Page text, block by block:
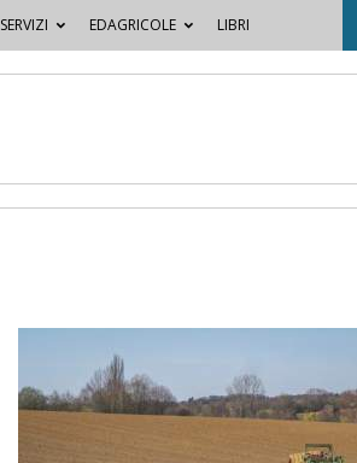
SERVIZI EDAGRICOLE LIBRI